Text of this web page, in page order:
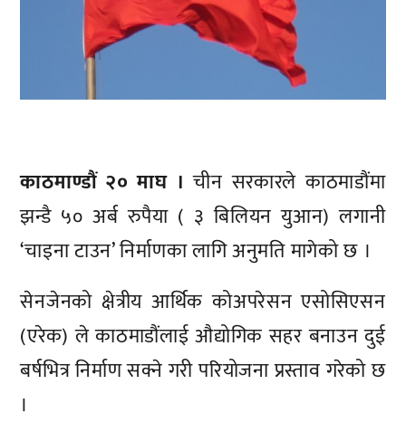
काठमाण्डौं २० माघ । चीन सरकारले काठमाडौंमा
झन्डै ५० अर्ब रुपैया ( ३ बिलियन युआन) लगानी
‘चाइना टाउन’ निर्माणका लागि अनुमति मागेको छ ।
सेनजेनको क्षेत्रीय आर्थिक कोअपरेसन एसोसिएसन
(एरेक) ले काठमाडौंलाई औद्योगिक सहर बनाउन दुई
बर्षभित्र निर्माण सक्ने गरी परियोजना प्रस्ताव गरेको छ
।